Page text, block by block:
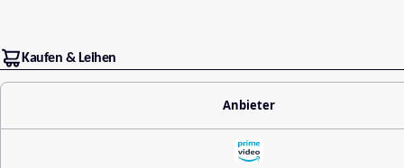
Kaufen & Leihen
Anbieter